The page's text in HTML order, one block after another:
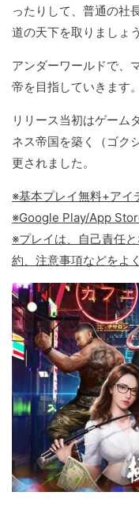
ったりして、普通の社
道の天下を取りましょ
アンダーワールドで、
帝を目指していきます。
リリース当初はゲーム
ネス帝国を築く（ゴク
更されました。
※基本プレイ無料+アイ
※Google Play/App
※プレイは、自己責任
約、注意事項などをよ